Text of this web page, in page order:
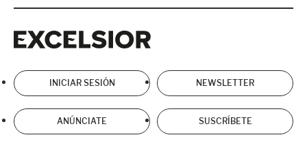
INICIAR SESIÓN NEWSLETTER
ANÚNCIATE SUSCRÍBETE